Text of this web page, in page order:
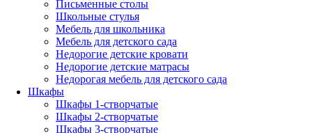
Письменные столы
Школьные стулья
Мебель для школьника
Мебель для детского сада
Недорогие детские кровати
Недорогие детские матрасы
Недорогая мебель для детского сада
Шкафы
Шкафы 1-створчатые
Шкафы 2-створчатые
Шкафы 3-створчатые